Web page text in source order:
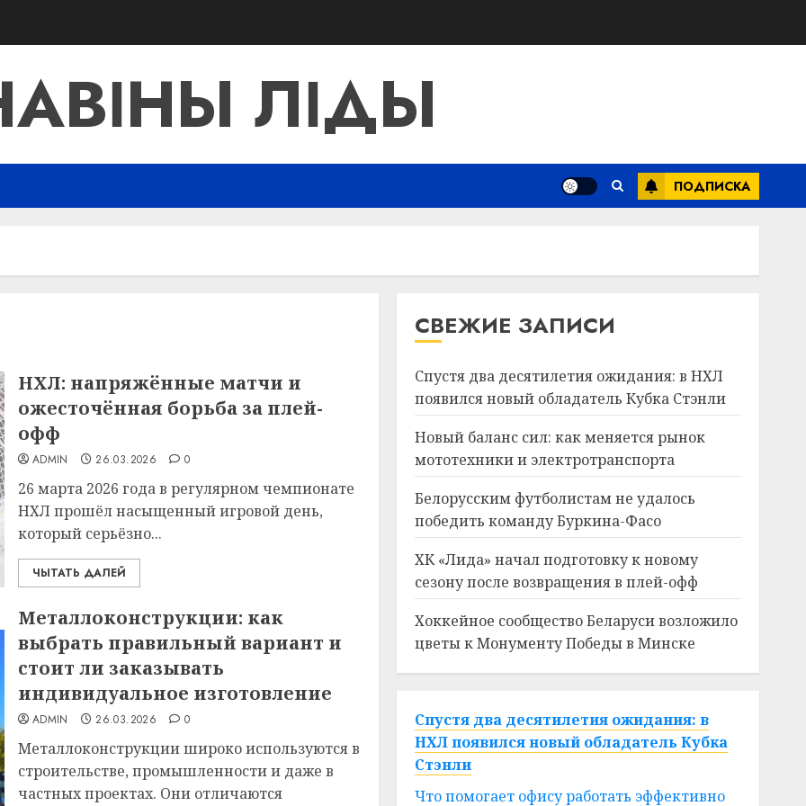
ЛІДЫ
ПОДПИСКА
НХЛ: напряжённые матчи и
ожесточённая борьба за плей-
офф
ADMIN 26.03.2026 0
26 марта 2026 года в регулярном чемпионате
НХЛ прошёл насыщенный игровой день,
который серьёзно...
ЧЫТАТЬ ДАЛЕЙ
Металлоконструкции: как
выбрать правильный вариант и
стоит ли заказывать
индивидуальное изготовление
ADMIN 26.03.2026 0
Металлоконструкции широко используются в
строительстве, промышленности и даже в
частных проектах. Они отличаются
СВЕЖИЕ ЗАПИСИ
Спустя два десятилетия ожидания: в НХЛ
появился новый обладатель Кубка Стэнли
Новый баланс сил: как меняется рынок
мототехники и электротранспорта
Белорусским футболистам не удалось
победить команду Буркина-Фасо
ХК «Лида» начал подготовку к новому
сезону после возвращения в плей-офф
Хоккейное сообщество Беларуси возложило
цветы к Монументу Победы в Минске
Спустя два десятилетия ожидания: в
НХЛ появился новый обладатель Кубка
Стэнли
Что помогает офису работать эффективно